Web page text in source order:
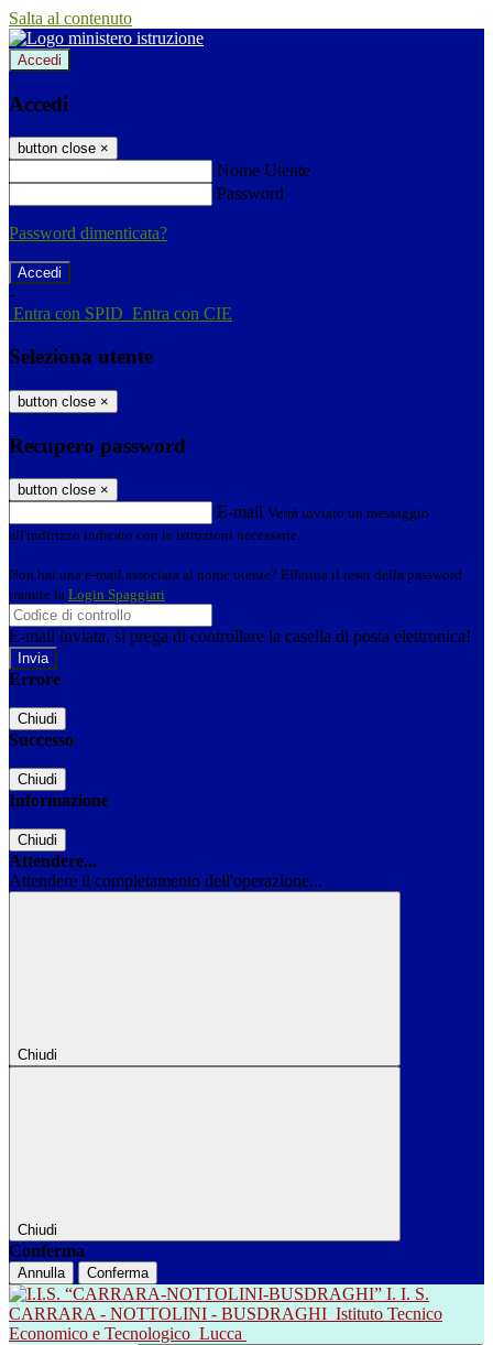
Salta al contenuto
Accedi
Accedi
button close ×
Nome Utente
Password
Password dimenticata?
-
Entra con SPID Entra con CIE
Seleziona utente
button close ×
Recupero password
button close ×
E-mail Verrà inviato un messaggio
all'indirizzo indicato con le istruzioni necessarie.
Non hai una e-mail associata al nome utente? Effettua il reset della password
tramite la Login Spaggiari
E-mail inviata, si prega di controllare la casella di posta elettronica!
Errore
Chiudi
Successo
Chiudi
Informazione
Chiudi
Attendere...
Attendere il completamento dell'operazione...
Chiudi
Chiudi
Conferma
Annulla Conferma
I. I. S.
CARRARA - NOTTOLINI - BUSDRAGHI Istituto Tecnico
Economico e Tecnologico Lucca